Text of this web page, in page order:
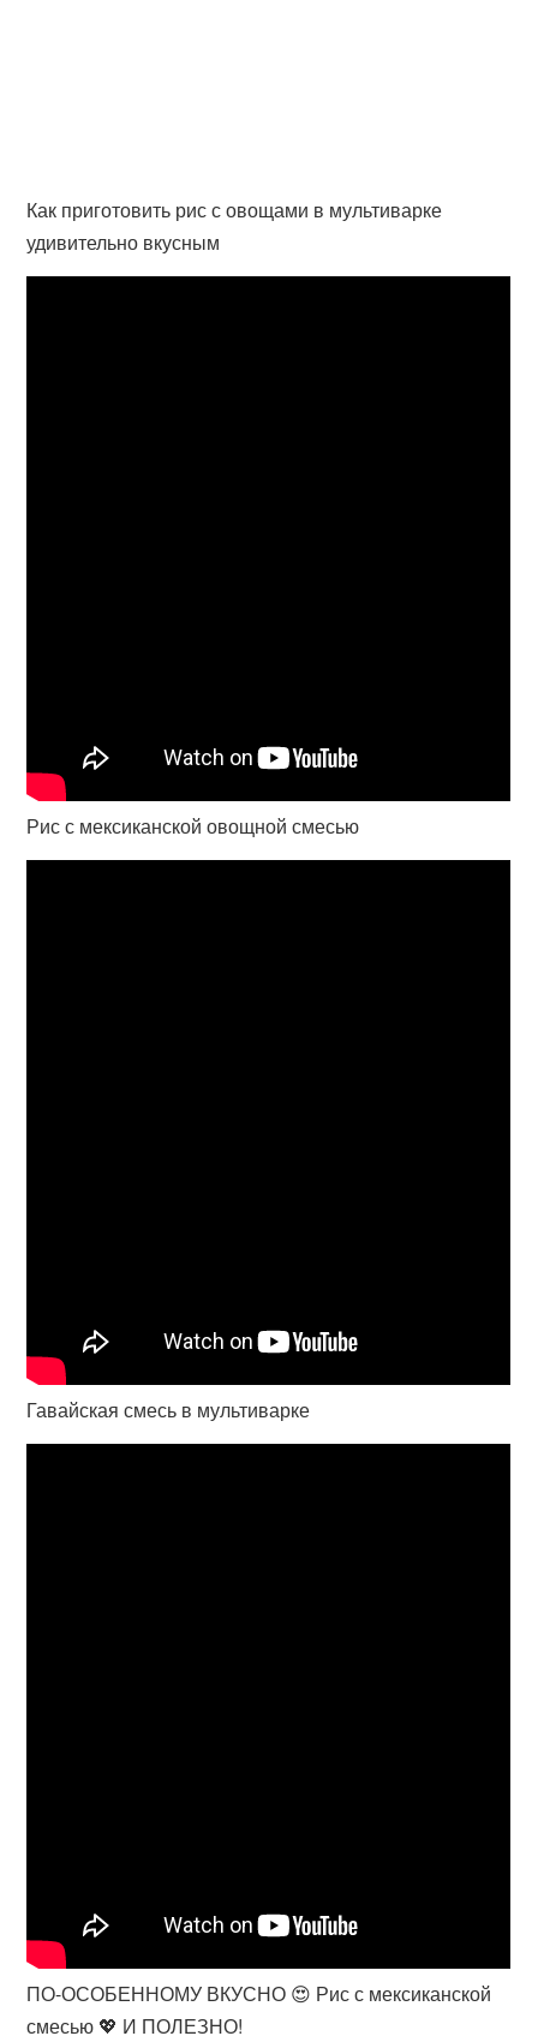
Как приготовить рис с овощами в мультиварке
удивительно вкусным
Рис с мексиканской овощной смесью
Гавайская смесь в мультиварке
ПО-ОСОБЕННОМУ ВКУСНО 😍 Рис с мексиканской
смесью 💖 И ПОЛЕЗНО!